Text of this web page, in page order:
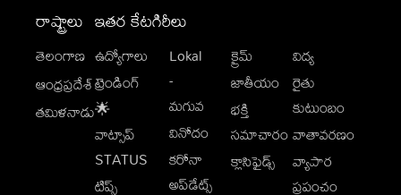
రాష్ట్రాలు
తెలంగాణ
ఆంధ్రప్రదేశ్
తమిళనాడు
ఇతర కేటగిరీలు
ఉద్యోగాలు
ట్రెండింగ్
🌟
వాట్సాప్
STATUS
టిప్స్
Lokal
-
మగువ
వినోదం
కరోనా
అప్‌డేట్స్
క్రైమ్
జాతీయం
భక్తి
సమాచారం
క్లాసిఫైడ్స్
విద్య
రైతు
కుటుంబం
వాతావరణం
వ్యాపార
ప్రపంచం